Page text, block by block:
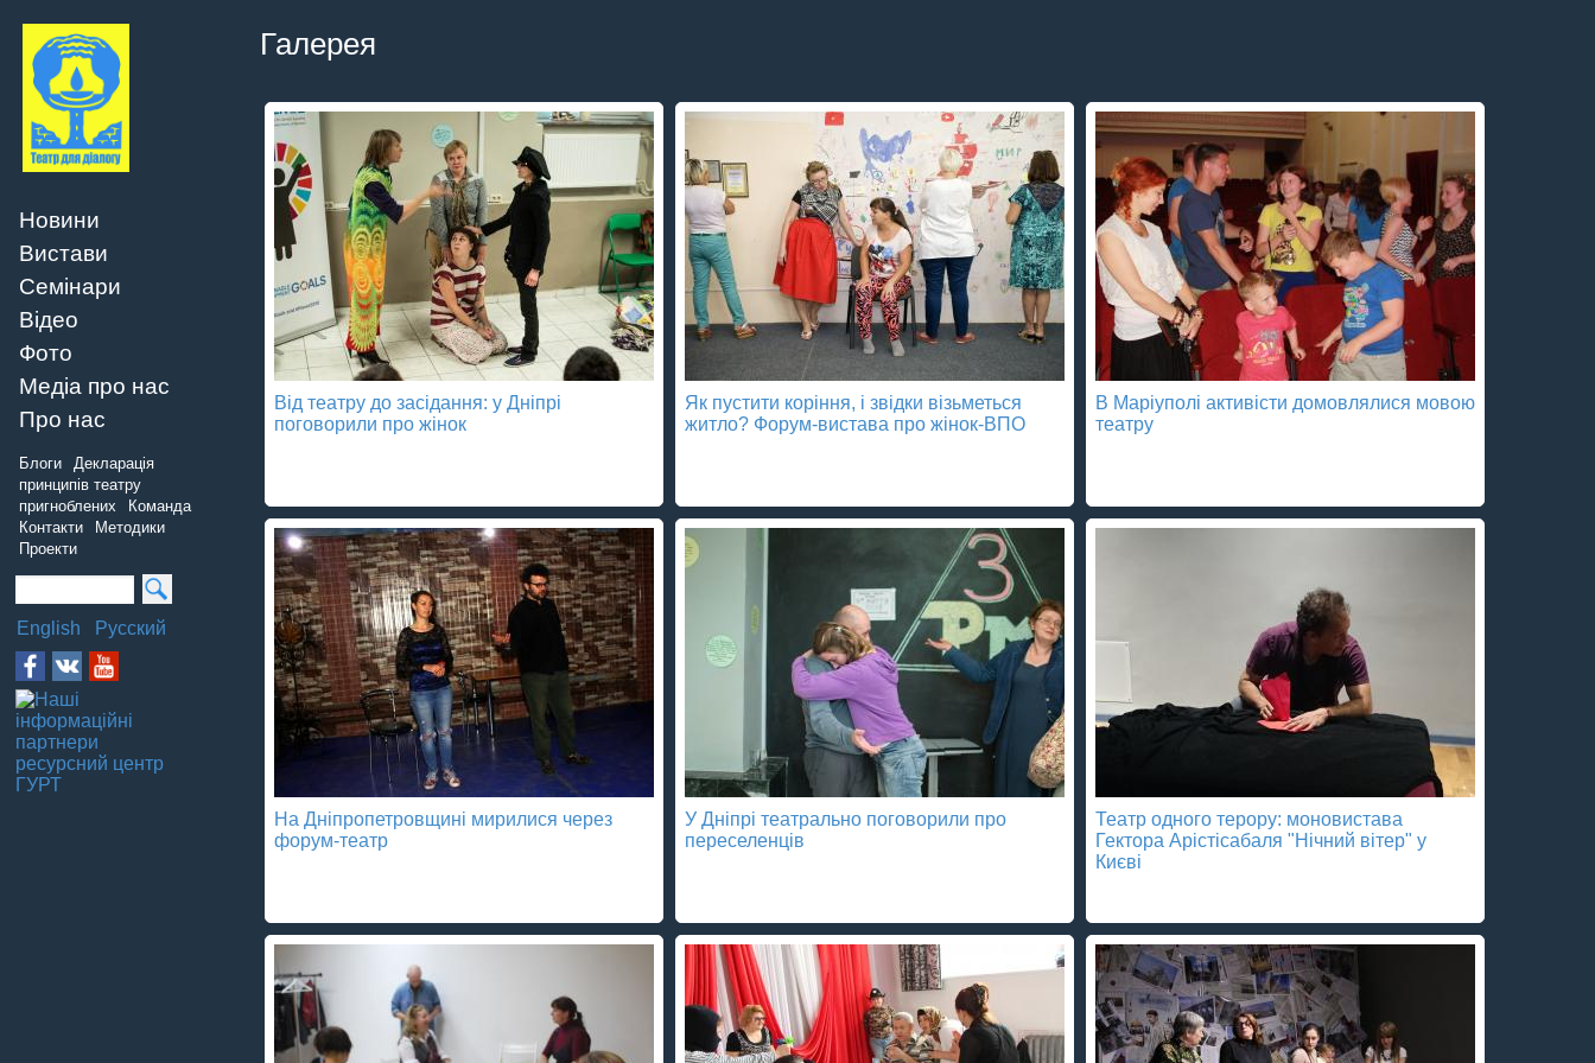
Новини
Вистави
Семінари
Відео
Фото
Медіа про нас
Про нас
Блоги
Декларація
принципів театру
пригноблених
Команда
Контакти
Методики
Проекти
English Русский
Галерея
Від театру до засідання: у Дніпрі
поговорили про жінок
Як пустити коріння, і звідки візьметься
житло? Форум-вистава про жінок-ВПО
В Маріуполі активісти домовлялися мовою
театру
На Дніпропетровщині мирилися через
форум-театр
У Дніпрі театрально поговорили про
переселенців
Театр одного терору: моновистава
Гектора Арістісабаля "Нічний вітер" у
Києві